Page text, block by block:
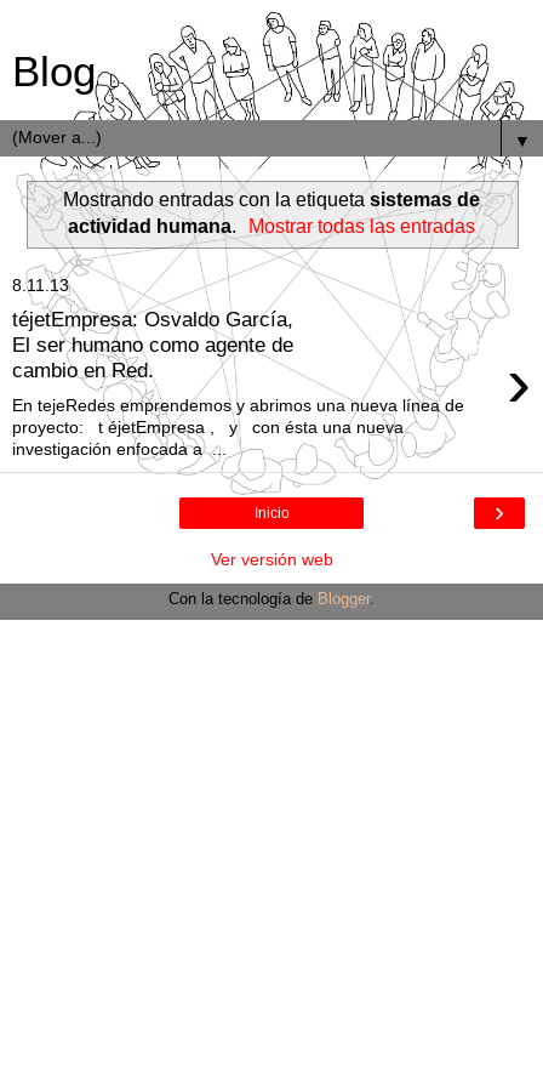
Blog
▼
Mostrando entradas con la etiquetasistemas de
actividad humana. Mostrar todas las entradas
8.11.13
téjetEmpresa: Osvaldo García,
El ser humano como agente de
cambio en Red.
›
En tejeRedes emprendemos y abrimos una nueva línea de
proyecto: t éjetEmpresa , y con ésta una nueva
investigación enfocada a ...
›
Inicio
Ver versión web
Con la tecnología de Blogger.